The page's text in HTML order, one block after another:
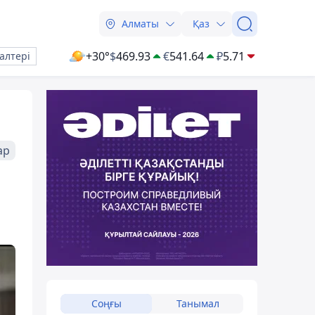
Алматы Қаз
+30°$469.93 €541.64 ₽5.71
Соңғы Танымал